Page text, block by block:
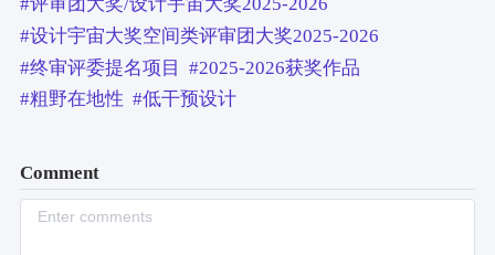
#评审团大奖/设计宇宙大奖2025-2026
#设计宇宙大奖空间类评审团大奖2025-2026
#终审评委提名项目
#2025-2026获奖作品
#粗野在地性 #低干预设计
Comment